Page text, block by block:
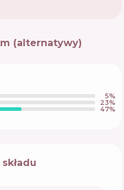
(alternatywy)
5%
23%
47%